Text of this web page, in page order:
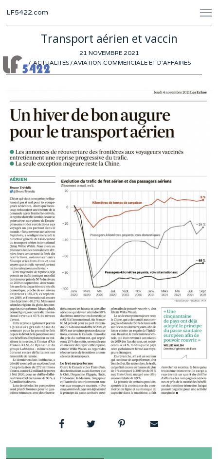
LF5422.com
Transport aérien et vaccin
POSTED
ON
21 NOVEMBRE 2021
NOVEMBRE
ACTUALITÉS /AVIATION COMMERCIALE ET D'AFFAIRES